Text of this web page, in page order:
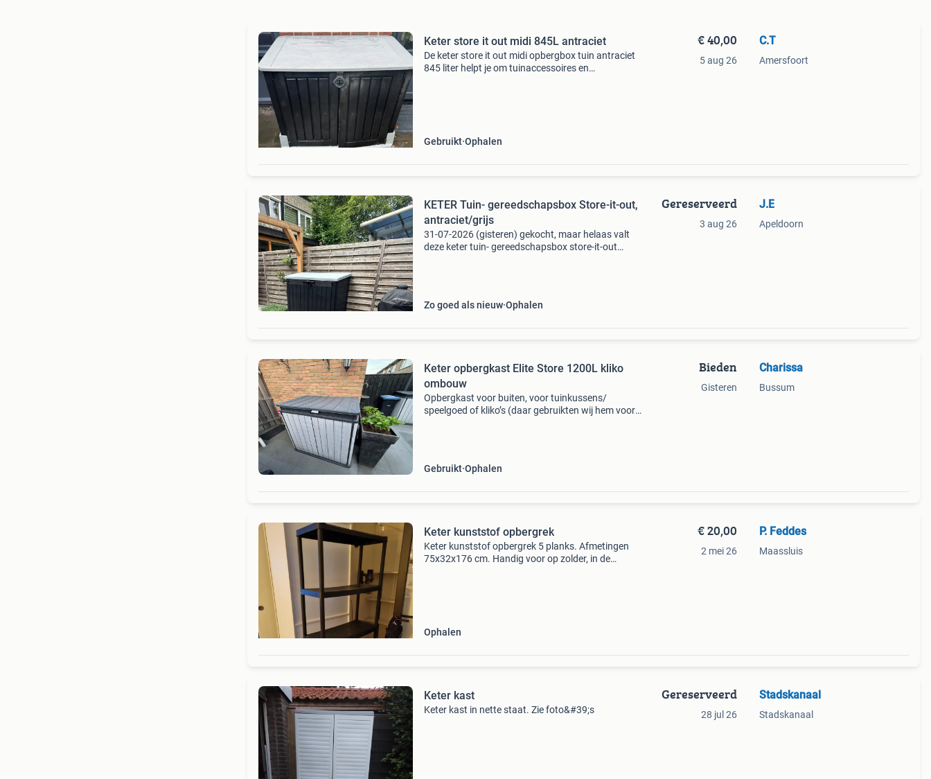
Keter store it out midi 845L antraciet
De keter store it out midi opbergbox tuin antraciet
845 liter helpt je om tuinaccessoires en
Gebruikt Ophalen
€ 40,00
5 aug 26
C.T
Amersfoort
KETER Tuin- gereedschapsbox Store-it-out,
antraciet/grijs
31-07-2026 (gisteren) gekocht, maar helaas valt
deze keter tuin- gereedschapsbox store-it-out
Zo goed als nieuw Ophalen
Gereserveerd
3 aug 26
J.E
Apeldoorn
Keter opbergkast Elite Store 1200L kliko
ombouw
Opbergkast voor buiten, voor tuinkussens/
speelgoed of kliko’s (daar gebruikten wij hem voor).
Gebruikt Ophalen
Bieden
Gisteren
Charissa
Bussum
Keter kunststof opbergrek
Keter kunststof opbergrek 5 planks. Afmetingen
75x32x176 cm. Handig voor op zolder, in de
Ophalen
€ 20,00
2 mei 26
P. Feddes
Maassluis
Keter kast
Keter kast in nette staat. Zie foto&#39;s
Gereserveerd
28 jul 26
Stadskanaal
Stadskanaal